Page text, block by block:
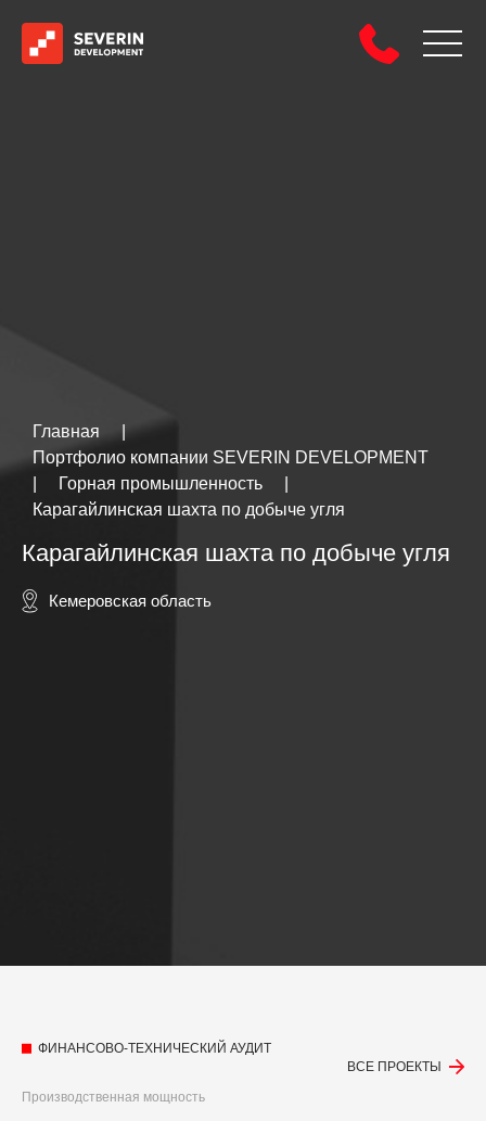
Главная
Портфолио компании SEVERIN DEVELOPMENT
Горная промышленность
Карагайлинская шахта по добыче угля
Карагайлинская шахта по добыче угля
Кемеровская область
ФИНАНСОВО-ТЕХНИЧЕСКИЙ АУДИТ
ВСЕ ПРОЕКТЫ
Производственная мощность